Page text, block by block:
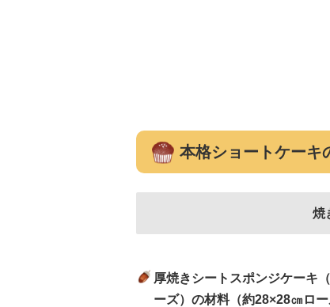
本格ショートケーキ
焼
厚焼きシートスポンジケーキ
ーズ）の材料（約28×28㎝ロ